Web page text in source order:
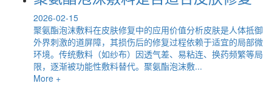
2026-02-15
聚氨酯泡沫敷料在皮肤修复中的应用价值分析皮肤是人体抵御
外界刺激的道屏障，其损伤后的修复过程依赖于适宜的局部微
环境。传统敷料（如纱布）因透气差、易粘连、换药频繁等局
限，逐渐被功能性敷料替代。聚氨酯泡沫敷...
More +